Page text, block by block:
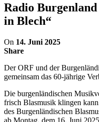
Radio
in Blech“
On 14. Juni 2025
Share
Der ORF und der
gemeinsam das 60-jährige
Die burgenländischen
frisch Blasmusik klingen
des Burgenländischen
ab Montag, dem 16. Juni